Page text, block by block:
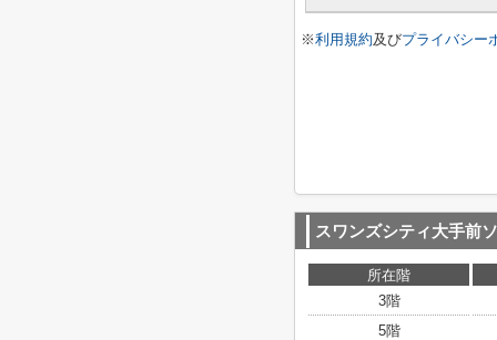
※利用規約及びプライバシー
スワンズシティ大手前
所在階
3階
5階